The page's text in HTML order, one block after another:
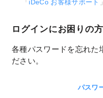
「 iDeCo お客様サポート
ログインにお困りの
各種パスワードを忘れた
ださい。
パスワ